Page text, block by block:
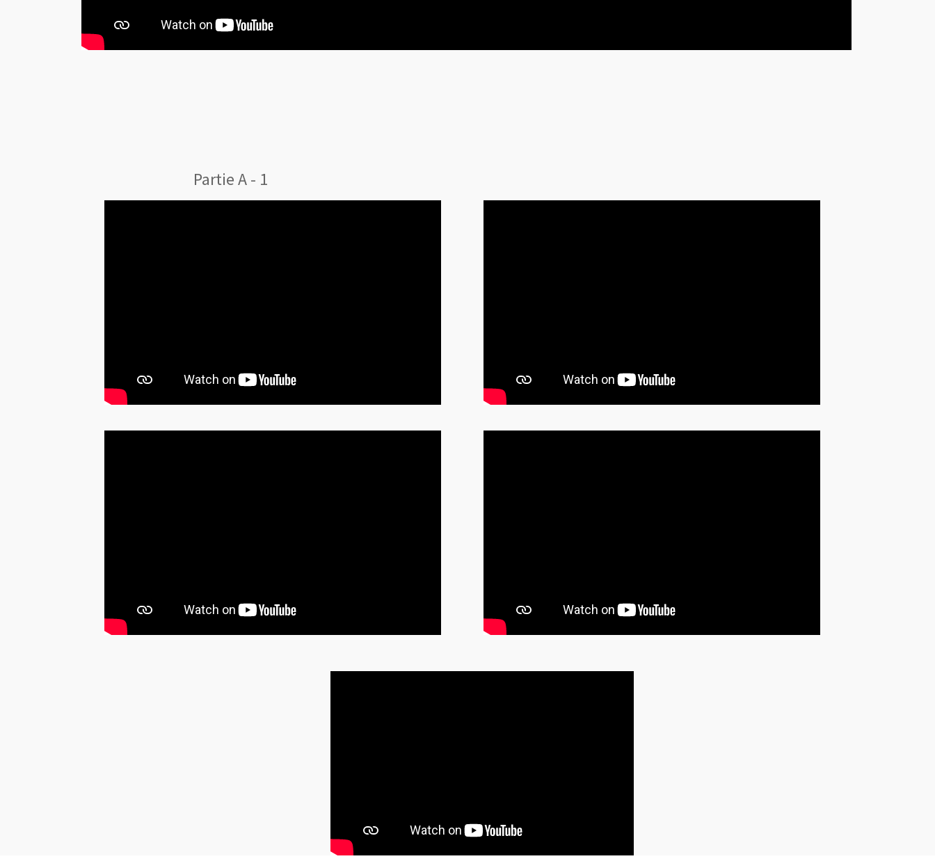
Partie A - 1